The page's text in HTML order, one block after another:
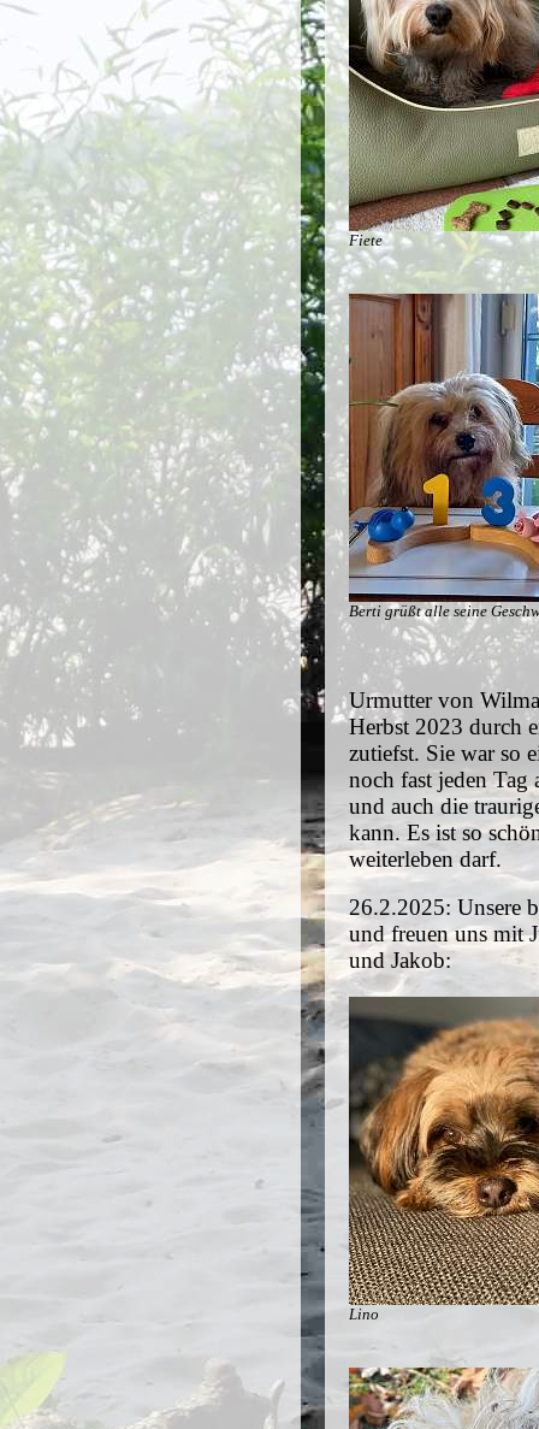
Fiete
Berti grüßt alle seine
Urmutter von
Herbst 2023 durch
zutiefst. Sie war so
noch fast jeden Tag
und auch die
kann. Es ist so
weiterleben darf.
26.2.2025: Unsere
und freuen uns mit
und Jakob:
Lino